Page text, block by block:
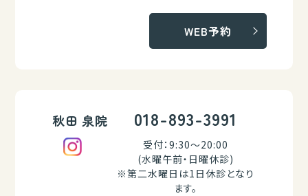
WEB予約
秋田 泉院 018-893-3991
受付：9:30～20:00
(水曜午前・日曜休診)
※第二水曜日は1日休診となり
ます。